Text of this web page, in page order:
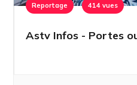
Reportage 414 vues
Astv Infos - Portes